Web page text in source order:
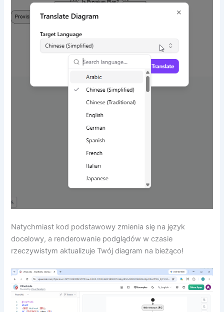
Natychmiast kod podstawowy zmienia się na język
docelowy, a renderowanie podglądów w czasie
rzeczywistym aktualizuje Twój diagram na bieżąco!